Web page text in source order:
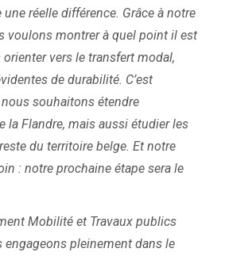
réelle différence. Grâce à notre
voulons montrer à quel point il est
vers le transfert modal,
de durabilité. C’est
souhaitons étendre
la Flandre, mais aussi étudier les
du territoire belge. Et notre
: notre prochaine étape sera le
Mobilité et Travaux publics
engageons pleinement dans le